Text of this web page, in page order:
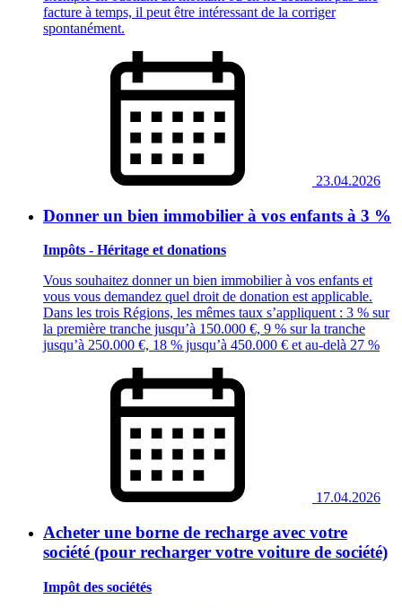
facture à temps, il peut être intéressant de la corriger
spontanément.
23.04.2026
Donner un bien immobilier à vos enfants à 3 %
Impôts - Héritage et donations
Vous souhaitez donner un bien immobilier à vos enfants et
vous vous demandez quel droit de donation est applicable.
Dans les trois Régions, les mêmes taux s’appliquent : 3 % sur
la première tranche jusqu’à 150.000 €, 9 % sur la tranche
jusqu’à 250.000 €, 18 % jusqu’à 450.000 € et au‑delà 27 %
17.04.2026
Acheter une borne de recharge avec votre
société (pour recharger votre voiture de société)
Impôt des sociétés